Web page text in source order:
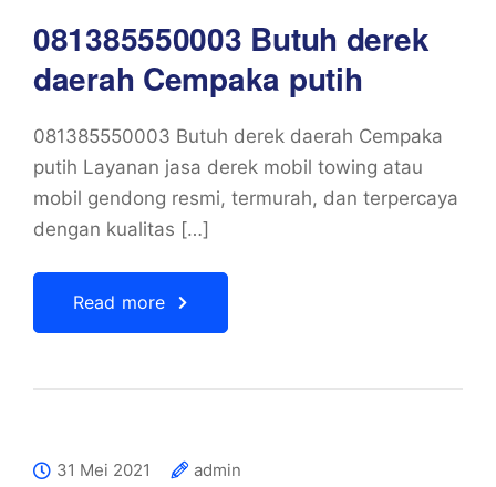
081385550003 Butuh derek
daerah Cempaka putih
081385550003 Butuh derek daerah Cempaka
putih Layanan jasa derek mobil towing atau
mobil gendong resmi, termurah, dan terpercaya
dengan kualitas […]
Read more
31 Mei 2021
admin